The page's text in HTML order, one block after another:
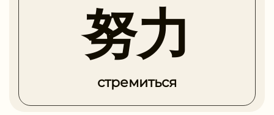
努力
стремиться